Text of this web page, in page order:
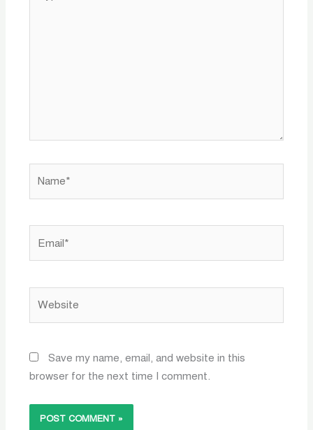
here..
Save my name, email, and website in this
browser for the next time I comment.